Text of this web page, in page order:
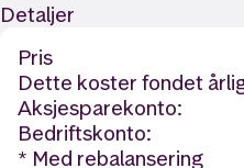
Detaljer
Pris
Dette koster fondet
Aksjesparekonto:
Bedriftskonto:
* Med rebalansering